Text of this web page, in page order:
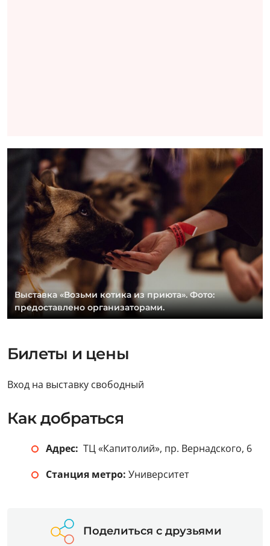
Выставка «Возьми котика из приюта». Фото:
предоставлено организаторами.
Билеты и цены
Вход на выставку свободный
Как добраться
Адрес: ТЦ «Капитолий», пр. Вернадского, 6
Станция метро: Университет
Поделиться с друзьями